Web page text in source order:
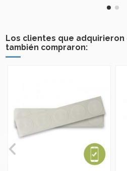
Los clientes que
también compraron: